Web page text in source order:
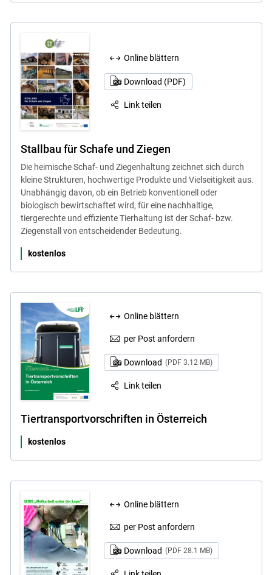
Online blättern
Download (PDF)
Link teilen
Stallbau für Schafe und Ziegen
Die heimische Schaf- und Ziegenhaltung zeichnet sich durch
kleine Strukturen, hochwertige Produkte und Vielseitigkeit aus.
Unabhängig davon, ob ein Betrieb konventionell oder
biologisch bewirtschaftet wird, für eine nachhaltige,
tiergerechte und effiziente Tierhaltung ist der Schaf- bzw.
Ziegenstall von entscheidender Bedeutung.
kostenlos
Online blättern
per Post anfordern
Download (PDF 3.12 MB)
Link teilen
Tiertransportvorschriften in Österreich
kostenlos
Online blättern
per Post anfordern
Download (PDF 28.1 MB)